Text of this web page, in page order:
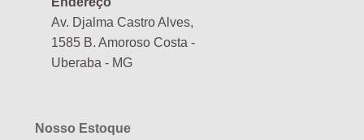
Av. Djalma Castro Alves,
1585 B. Amoroso Costa -
Uberaba - MG
Nosso Estoque